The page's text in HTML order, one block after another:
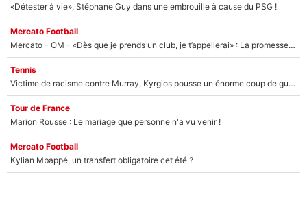
«Détester à vie», Stéphane Guy dans une embrouille à cause du PSG !
Mercato Football
Mercato - OM - «Dès que je prends un club, je t’appellerai» : La promesse de Marcelino au moment de claquer la porte
Tennis
Victime de racisme contre Murray, Kyrgios pousse un énorme coup de gueule !
Tour de France
Marion Rousse : Le mariage que personne n'a vu venir !
Mercato Football
Kylian Mbappé, un transfert obligatoire cet été ?